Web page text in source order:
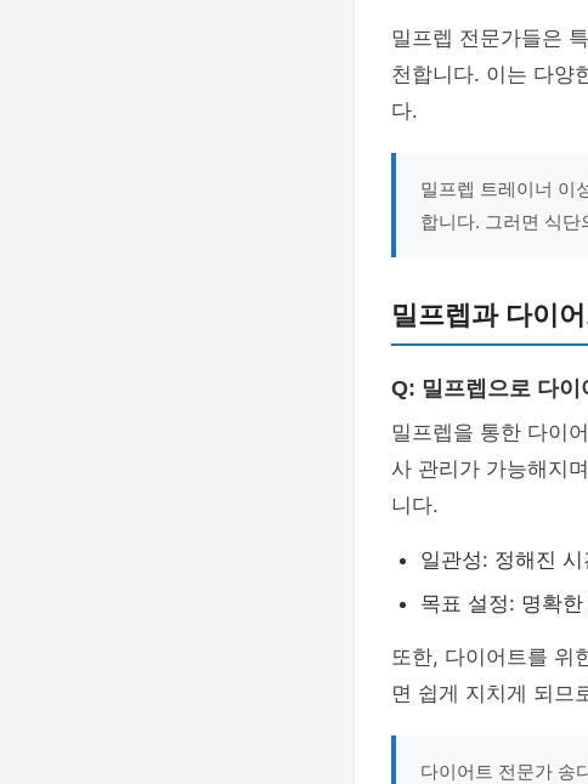
밀프렙 전문가들은
천합니다. 이는 다양
다.
밀프렙 트레이너 이
합니다. 그러면 식
밀프렙과 다이
Q: 밀프렙으로 다
밀프렙을 통한 다이
사 관리가 가능해지
니다.
일관성: 정해진
목표 설정: 명확
또한, 다이어트를 위
면 쉽게 지치게 되므
다이어트 전문가 송